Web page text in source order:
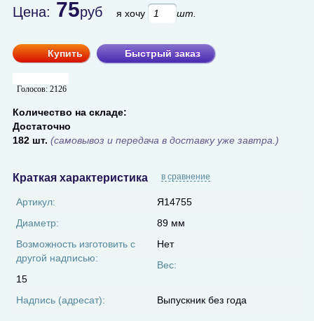
Цена: 75руб я хочу шт.
Купить Быстрый заказ
Голосов: 2126
Количество на складе:
Достаточно
182 шт. (самовывоз и передача в доставку уже завтра.)
Краткая характеристика в сравнение
Артикул:
Я14755
Диаметр:
89 мм
Возможность изготовить с
другой надписью:
Нет
Вес:
15
Надпись (адресат):
Выпускник без года